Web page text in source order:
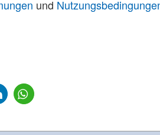
und